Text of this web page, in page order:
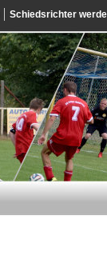
Schiedsrichter